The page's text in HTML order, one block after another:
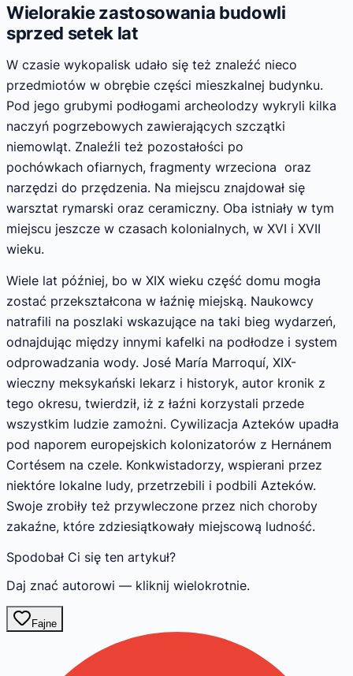
Wielorakie zastosowania budowli
sprzed setek lat
W czasie wykopalisk udało się też znaleźć nieco
przedmiotów w obrębie części mieszkalnej budynku.
Pod jego grubymi podłogami archeolodzy wykryli kilka
naczyń pogrzebowych zawierających szczątki
niemowląt. Znaleźli też pozostałości po
pochówkach ofiarnych, fragmenty wrzeciona oraz
narzędzi do przędzenia. Na miejscu znajdował się
warsztat rymarski oraz ceramiczny. Oba istniały w tym
miejscu jeszcze w czasach kolonialnych, w XVI i XVII
wieku.
Wiele lat później, bo w XIX wieku część domu mogła
zostać przekształcona w łaźnię miejską. Naukowcy
natrafili na poszlaki wskazujące na taki bieg wydarzeń,
odnajdując między innymi kafelki na podłodze i system
odprowadzania wody. José María Marroquí, XIX-
wieczny meksykański lekarz i historyk, autor kronik z
tego okresu, twierdził, iż z łaźni korzystali przede
wszystkim ludzie zamożni. Cywilizacja Azteków upadła
pod naporem europejskich kolonizatorów z Hernánem
Cortésem na czele. Konkwistadorzy, wspierani przez
niektóre lokalne ludy, przetrzebili i podbili Azteków.
Swoje zrobiły też przywleczone przez nich choroby
zakaźne, które zdziesiątkowały miejscową ludność.
Spodobał Ci się ten artykuł?
Daj znać autorowi — kliknij wielokrotnie.
Fajne